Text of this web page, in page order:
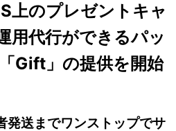
上のプレゼントキャ
用代行ができるパッ
Gift」の提供を開始
発送までワンストップでサ